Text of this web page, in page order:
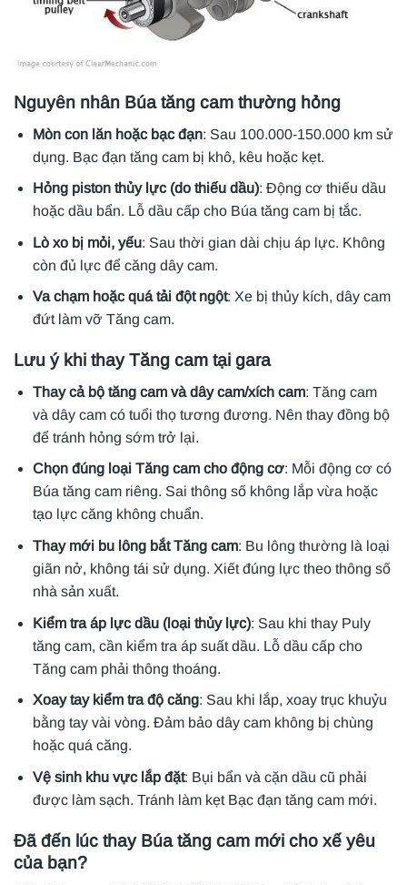
Nguyên nhân Búa tăng cam thường hỏng
Mòn con lăn hoặc bạc đạn: Sau 100.000-150.000 km sử
dụng. Bạc đạn tăng cam bị khô, kêu hoặc kẹt.
Hỏng piston thủy lực (do thiếu dầu): Động cơ thiếu dầu
hoặc dầu bẩn. Lỗ dầu cấp cho Búa tăng cam bị tắc.
Lò xo bị mỏi, yếu: Sau thời gian dài chịu áp lực. Không
còn đủ lực để căng dây cam.
Va chạm hoặc quá tải đột ngột: Xe bị thủy kích, dây cam
đứt làm vỡ Tăng cam.
Lưu ý khi thay Tăng cam tại gara
Thay cả bộ tăng cam và dây cam/xích cam: Tăng cam
và dây cam có tuổi thọ tương đương. Nên thay đồng bộ
để tránh hỏng sớm trở lại.
Chọn đúng loại Tăng cam cho động cơ: Mỗi động cơ có
Búa tăng cam riêng. Sai thông số không lắp vừa hoặc
tạo lực căng không chuẩn.
Thay mới bu lông bắt Tăng cam: Bu lông thường là loại
giãn nở, không tái sử dụng. Xiết đúng lực theo thông số
nhà sản xuất.
Kiểm tra áp lực dầu (loại thủy lực): Sau khi thay Puly
tăng cam, cần kiểm tra áp suất dầu. Lỗ dầu cấp cho
Tăng cam phải thông thoáng.
Xoay tay kiểm tra độ căng: Sau khi lắp, xoay trục khuỷu
bằng tay vài vòng. Đảm bảo dây cam không bị chùng
hoặc quá căng.
Vệ sinh khu vực lắp đặt: Bụi bẩn và cặn dầu cũ phải
được làm sạch. Tránh làm kẹt Bạc đạn tăng cam mới.
Đã đến lúc thay Búa tăng cam mới cho xế yêu
của bạn?